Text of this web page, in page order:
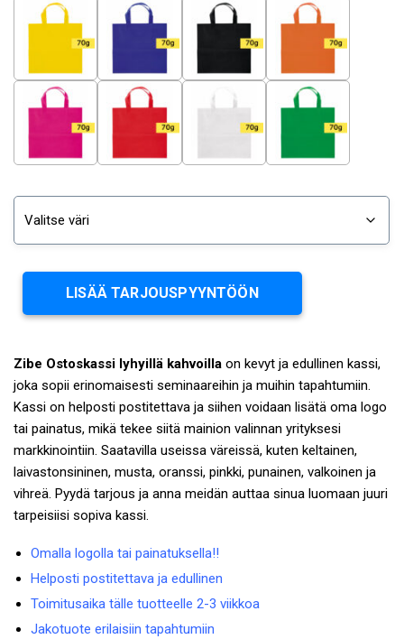
Zibe Ostoskassi lyhyillä kahvoilla on kevyt ja edullinen kassi,
joka sopii erinomaisesti seminaareihin ja muihin tapahtumiin.
Kassi on helposti postitettava ja siihen voidaan lisätä oma logo
tai painatus, mikä tekee siitä mainion valinnan yrityksesi
markkinointiin. Saatavilla useissa väreissä, kuten keltainen,
laivastonsininen, musta, oranssi, pinkki, punainen, valkoinen ja
vihreä. Pyydä tarjous ja anna meidän auttaa sinua luomaan juuri
tarpeisiisi sopiva kassi.
Omalla logolla tai painatuksella!!
Helposti postitettava ja edullinen
Toimitusaika tälle tuotteelle 2-3 viikkoa
Jakotuote erilaisiin tapahtumiin
LISÄÄ TARJOUSPYYNTÖÖN